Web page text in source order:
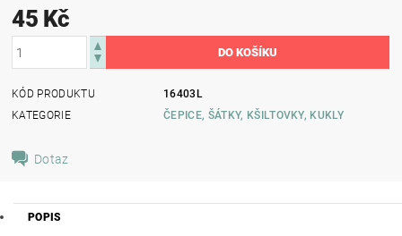
45 Kč
KÓD PRODUKTU
16403L
KATEGORIE
ČEPICE, ŠÁTKY, KŠILTOVKY, KUKLY
Dotaz
POPIS